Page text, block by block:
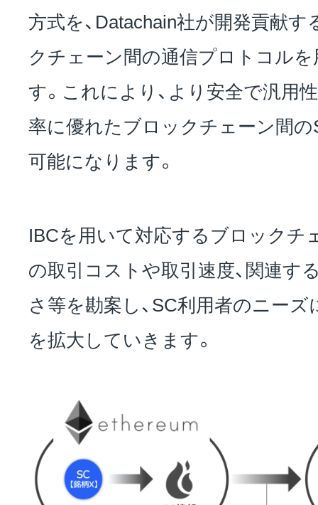
方式を、Datachain社が開発貢献
クチェーン間の通信プロトコル
す。これにより、より安全で汎用
率に優れたブロックチェーン間
可能になります。
IBCを用いて対応するブロックチ
の取引コストや取引速度、関連す
さ等を勘案し、SC利用者のニー
を拡大していきます。